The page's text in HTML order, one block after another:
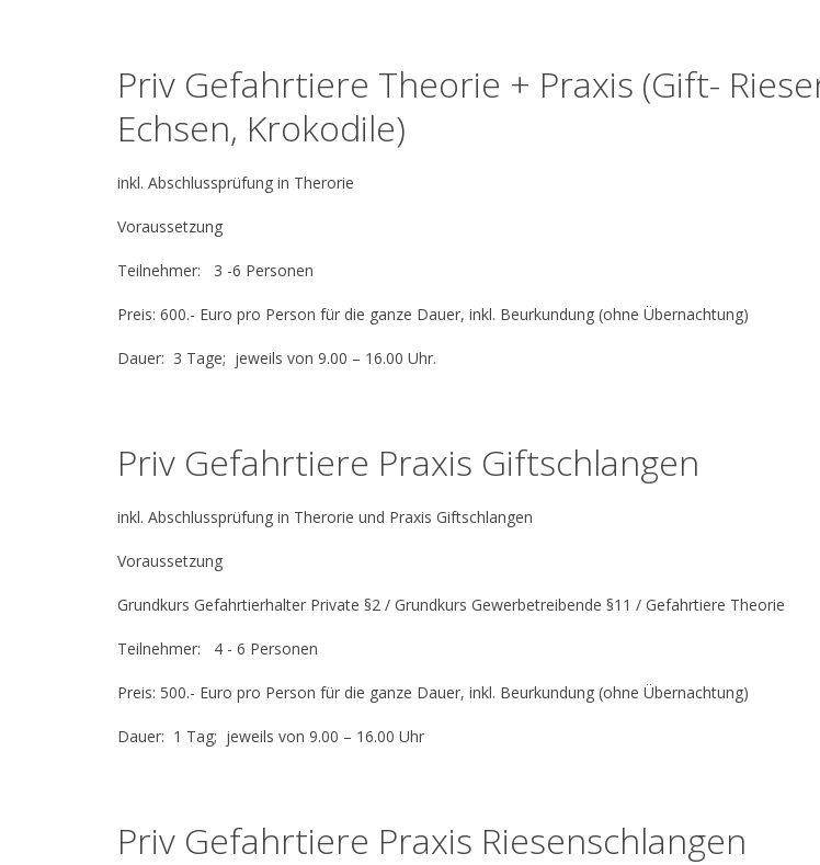
Priv Gefahrtiere Theorie + Praxis (Gift-
Echsen, Krokodile)
inkl. Abschlussprüfung in Therorie
Voraussetzung
Teilnehmer: 3 -6 Personen
Preis: 600.- Euro pro Person für die ganze Dauer, inkl. Beurkundung (ohne Übernachtung)
Dauer: 3 Tage; jeweils von 9.00 – 16.00 Uhr.
Priv Gefahrtiere Praxis Giftschlangen
inkl. Abschlussprüfung in Therorie und Praxis Giftschlangen
Voraussetzung
Grundkurs Gefahrtierhalter Private §2 / Grundkurs Gewerbetreibende §11 / Gefahrtiere Theorie
Teilnehmer: 4 - 6 Personen
Preis: 500.- Euro pro Person für die ganze Dauer, inkl. Beurkundung (ohne Übernachtung)
Dauer: 1 Tag; jeweils von 9.00 – 16.00 Uhr
Priv Gefahrtiere Praxis Riesenschlangen